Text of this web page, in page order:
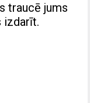
traucē jums
izdarīt.